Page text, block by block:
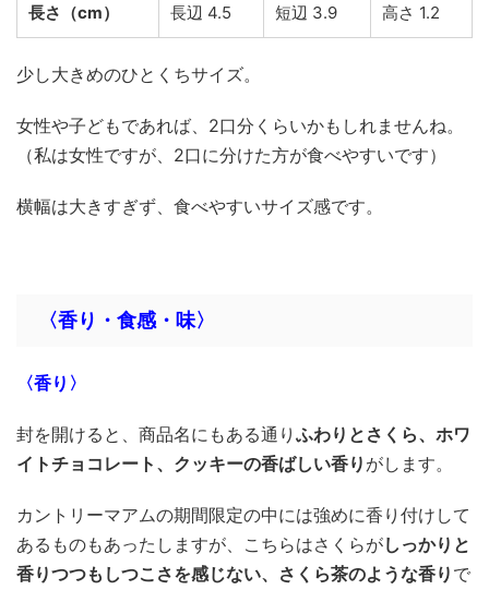
長さ（cm） 長辺 4.5 短辺 3.9 高さ 1.2
少し大きめのひとくちサイズ。
女性や子どもであれば、2口分くらいかもしれませんね。
（私は女性ですが、2口に分けた方が食べやすいです）
横幅は大きすぎず、食べやすいサイズ感です。
〈香り・食感・味〉
〈香り〉
封を開けると、商品名にもある通り ふわりとさくら、ホワ
イトチョコレート、クッキーの香ばしい香り がします。
カントリーマアムの期間限定の中には強めに香り付けして
あるものもあったしますが、こちらはさくらがしっかりと
香りつつもしつこさを感じない、さくら茶のような香り で